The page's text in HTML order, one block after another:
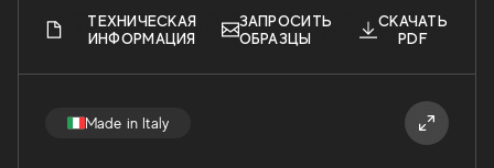
Made in Italy
ТЕХНИЧЕСКАЯ
ИНФОРМАЦИЯ
ЗАПРОСИТЬ
ОБРАЗЦЫ
СКАЧАТЬ
PDF